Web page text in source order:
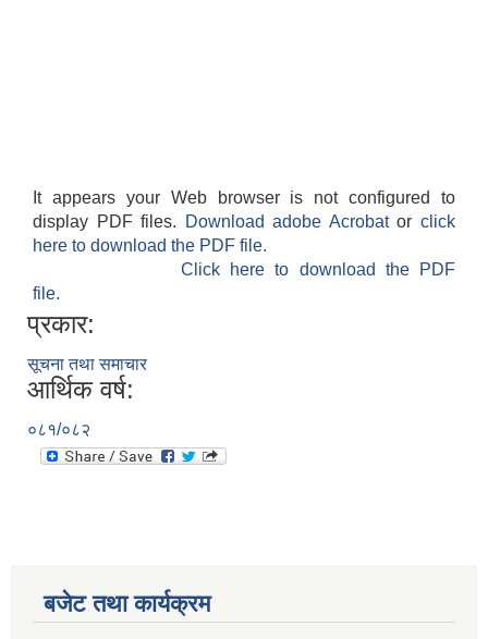
It appears your Web browser is not configured to
display PDF files.
Download adobe Acrobatorclick
here to download the PDF file.
Click here to download the PDF
file.
प्रकार:
सूचना तथा समाचार
आर्थिक वर्ष:
०८१/०८२
बजेट तथा कार्यक्रम